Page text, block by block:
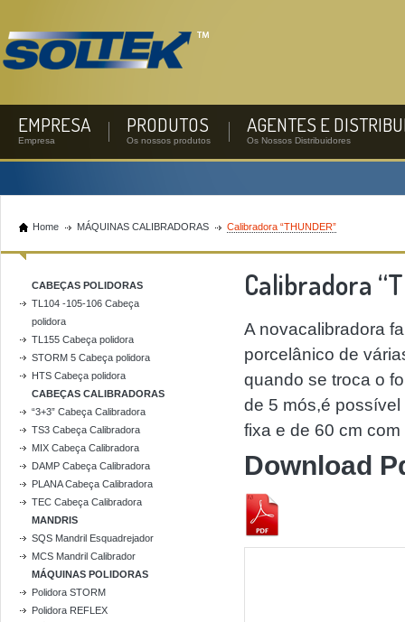
EMPRESA
Empresa
PRODUTOS
Os nossos produtos
AGENTES E
Os Nossos Distribuidores
Home MÁQUINAS CALIBRADORAS Calibradora “THUNDER”
CABEÇAS POLIDORAS
TL104 -105-106 Cabeça
polidora
TL155 Cabeça polidora
STORM 5 Cabeça polidora
HTS Cabeça polidora
CABEÇAS CALIBRADORAS
“3+3” Cabeça Calibradora
TS3 Cabeça Calibradora
MIX Cabeça Calibradora
DAMP Cabeça Calibradora
PLANA Cabeça Calibradora
TEC Cabeça Calibradora
MANDRIS
SQS Mandril Esquadrejador
MCS Mandril Calibrador
MÁQUINAS POLIDORAS
Polidora STORM
Polidora REFLEX
Calibradora
A novacalibradora
porcelânico de
quando se troca o
de 5 mós,é
fixa e de 60 cm
Download